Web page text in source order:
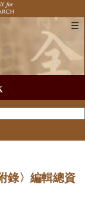
☰
錄〉編輯總資